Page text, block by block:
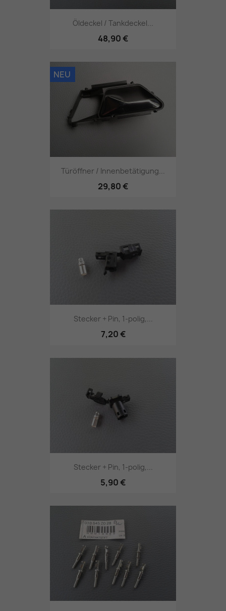
Öldeckel / Tankdeckel...
48,90 €
Türöffner / Innenbetätigung...
29,80 €
NEU
Stecker + Pin, 1-polig,...
7,20 €
Stecker + Pin, 1-polig,...
5,90 €